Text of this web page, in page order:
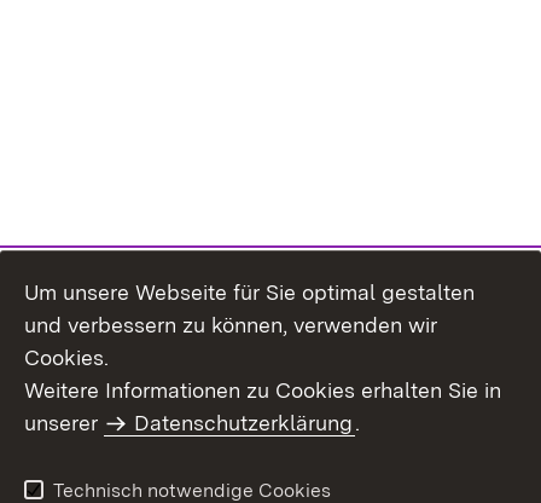
Benutzungshinweise
Erklärung zur
Um unsere Webseite für Sie optimal gestalten
und verbessern zu können, verwenden wir
Cookies.
Weitere Informationen zu Cookies erhalten Sie in
unserer
Datenschutzerklärung.
Technisch notwendige Cookies